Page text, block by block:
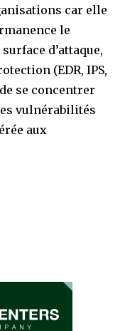
car elle
le
d’attaque,
(EDR, IPS,
se concentrer
vulnérabilités
aux